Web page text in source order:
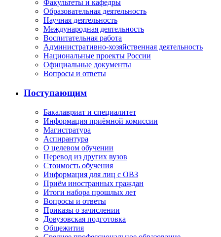
Факультеты и кафедры
Образовательная деятельность
Научная деятельность
Международная деятельность
Воспитательная работа
Административно-хозяйственная деятельность
Национальные проекты России
Официальные документы
Вопросы и ответы
Поступающим
Бакалавриат и специалитет
Информация приёмной комиссии
Магистратура
Аспирантура
О целевом обучении
Перевод из других вузов
Стоимость обучения
Информация для лиц с ОВЗ
Приём иностранных граждан
Итоги набора прошлых лет
Вопросы и ответы
Приказы о зачислении
Довузовская подготовка
Общежития